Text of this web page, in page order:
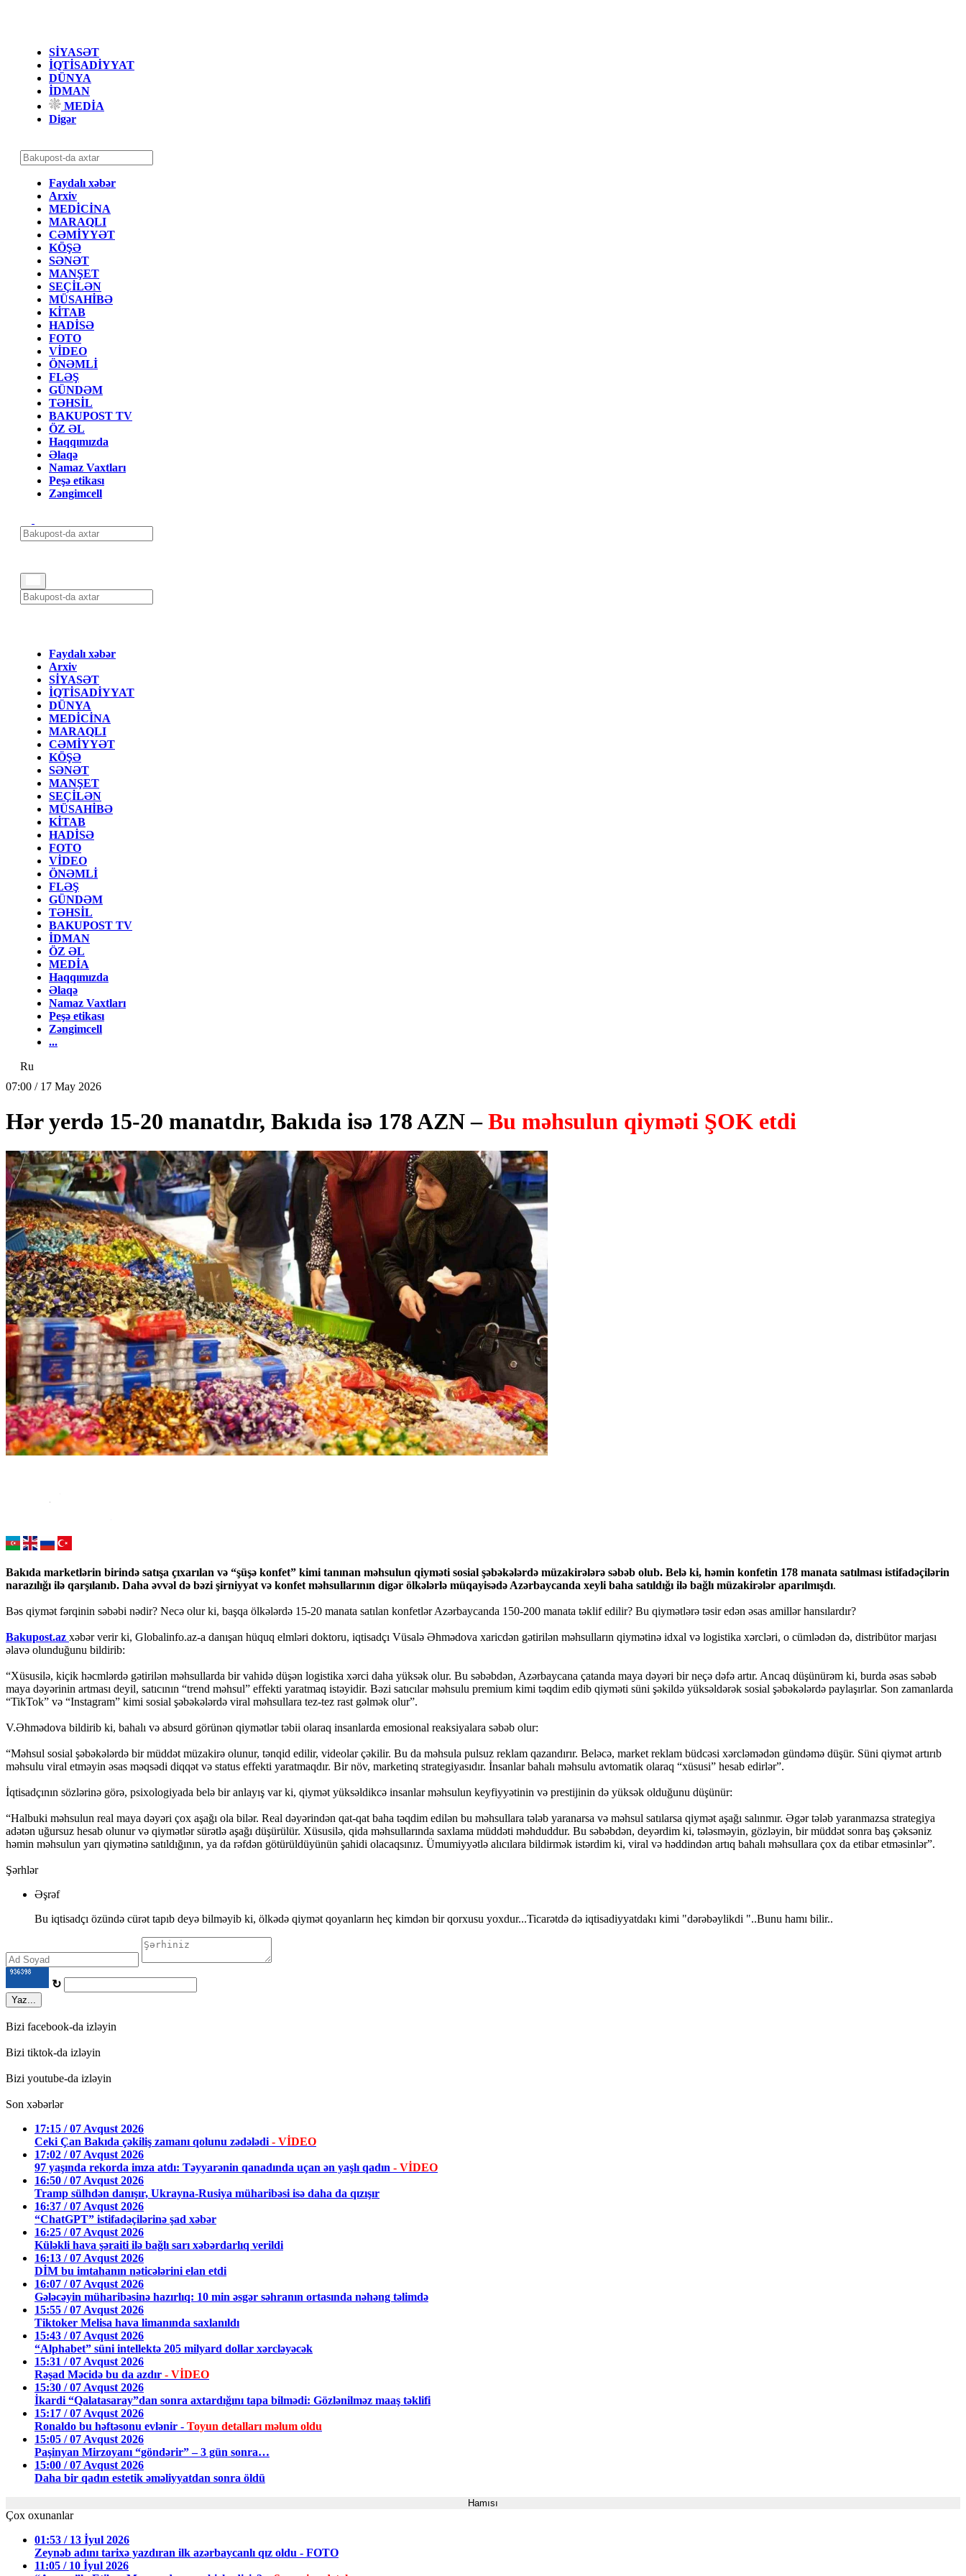
SİYASƏT
İQTİSADİYYAT
DÜNYA
İDMAN
MEDİA
Digər
Faydalı xəbər
Arxiv
MEDİCİNA
MARAQLI
CƏMİYYƏT
KÖŞƏ
SƏNƏT
MANŞET
SEÇİLƏN
MÜSAHİBƏ
KİTAB
HADİSƏ
FOTO
VİDEO
ÖNƏMLİ
FLƏŞ
GÜNDƏM
TƏHSİL
BAKUPOST TV
ÖZ ƏL
Haqqımızda
Əlaqə
Namaz Vaxtları
Peşə etikası
Zəngimcell
Faydalı xəbər
Arxiv
SİYASƏT
İQTİSADİYYAT
DÜNYA
MEDİCİNA
MARAQLI
CƏMİYYƏT
KÖŞƏ
SƏNƏT
MANŞET
SEÇİLƏN
MÜSAHİBƏ
KİTAB
HADİSƏ
FOTO
VİDEO
ÖNƏMLİ
FLƏŞ
GÜNDƏM
TƏHSİL
BAKUPOST TV
İDMAN
ÖZ ƏL
MEDİA
Haqqımızda
Əlaqə
Namaz Vaxtları
Peşə etikası
Zəngimcell
...
Ru
07:00 / 17 May 2026
Hər yerdə 15-20 manatdır, Bakıda isə 178 AZN –Bu məhsulun qiyməti ŞOK etdi
Bakıda marketlərin birində satışa çıxarılan və “şüşə konfet” kimi tanınan məhsulun qiyməti sosial şəbəkələrdə müzakirələrə səbəb olub. Belə ki, həmin konfetin 178 manata satılması istifadəçilərin
narazılığı ilə qarşılanıb. Daha əvvəl də bəzi şirniyyat və konfet məhsullarının digər ölkələrlə müqayisədə Azərbaycanda xeyli baha satıldığı ilə bağlı müzakirələr aparılmışdı.
Bəs qiymət fərqinin səbəbi nədir? Necə olur ki, başqa ölkələrdə 15-20 manata satılan konfetlər Azərbaycanda 150-200 manata təklif edilir? Bu qiymətlərə təsir edən əsas amillər hansılardır?
Bakupost.az xəbər verir ki, Globalinfo.az-a danışan hüquq elmləri doktoru, iqtisadçı Vüsalə Əhmədova xaricdən gətirilən məhsulların qiymətinə idxal və logistika xərcləri, o cümlədən də, distribütor marjası
əlavə olunduğunu bildirib:
“Xüsusilə, kiçik həcmlərdə gətirilən məhsullarda bir vahidə düşən logistika xərci daha yüksək olur. Bu səbəbdən, Azərbaycana çatanda maya dəyəri bir neçə dəfə artır. Ancaq düşünürəm ki, burda əsas səbəb
maya dəyərinin artması deyil, satıcının “trend məhsul” effekti yaratmaq istəyidir. Bəzi satıcılar məhsulu premium kimi təqdim edib qiyməti süni şəkildə yüksəldərək sosial şəbəkələrdə paylaşırlar. Son zamanlarda
“TikTok” və “Instagram” kimi sosial şəbəkələrdə viral məhsullara tez-tez rast gəlmək olur”.
V.Əhmədova bildirib ki, bahalı və absurd görünən qiymətlər təbii olaraq insanlarda emosional reaksiyalara səbəb olur:
“Məhsul sosial şəbəkələrdə bir müddət müzakirə olunur, tənqid edilir, videolar çəkilir. Bu da məhsula pulsuz reklam qazandırır. Beləcə, market reklam büdcəsi xərcləmədən gündəmə düşür. Süni qiymət artırıb
məhsulu viral etməyin əsas məqsədi diqqət və status effekti yaratmaqdır. Bir növ, marketinq strategiyasıdır. İnsanlar bahalı məhsulu avtomatik olaraq “xüsusi” hesab edirlər”.
İqtisadçının sözlərinə görə, psixologiyada belə bir anlayış var ki, qiymət yüksəldikcə insanlar məhsulun keyfiyyətinin və prestijinin də yüksək olduğunu düşünür:
“Halbuki məhsulun real maya dəyəri çox aşağı ola bilər. Real dəyərindən qat-qat baha təqdim edilən bu məhsullara tələb yaranarsa və məhsul satılarsa qiymət aşağı salınmır. Əgər tələb yaranmazsa strategiya
adətən uğursuz hesab olunur və qiymətlər sürətlə aşağı düşürülür. Xüsusilə, qida məhsullarında saxlama müddəti məhduddur. Bu səbəbdən, deyərdim ki, tələsməyin, gözləyin, bir müddət sonra baş çəksəniz
həmin məhsulun yarı qiymətinə satıldığının, ya da rəfdən götürüldüyünün şahidi olacaqsınız. Ümumiyyətlə alıcılara bildirmək istərdim ki, viral və həddindən artıq bahalı məhsullara çox da etibar etməsinlər”.
Şərhlər
Əşrəf
Bu iqtisadçı özündə cürət tapıb deyə bilməyib ki, ölkədə qiymət qoyanların heç kimdən bir qorxusu yoxdur...Ticarətdə də iqtisadiyyatdakı kimi "dərəbəylikdi "..Bunu hamı bilir..
↻
Yaz...
Bizi facebook-da izləyin
Bizi tiktok-da izləyin
Bizi youtube-da izləyin
Son xəbərlər
17:15 / 07 Avqust 2026
Ceki Çan Bakıda çəkiliş zamanı qolunu zədələdi - VİDEO
17:02 / 07 Avqust 2026
97 yaşında rekorda imza atdı: Təyyarənin qanadında uçan ən yaşlı qadın - VİDEO
16:50 / 07 Avqust 2026
Tramp sülhdən danışır, Ukrayna-Rusiya müharibəsi isə daha da qızışır
16:37 / 07 Avqust 2026
“ChatGPT” istifadəçilərinə şad xəbər
16:25 / 07 Avqust 2026
Küləkli hava şəraiti ilə bağlı sarı xəbərdarlıq verildi
16:13 / 07 Avqust 2026
DİM bu imtahanın nəticələrini elan etdi
16:07 / 07 Avqust 2026
Gələcəyin müharibəsinə hazırlıq: 10 min əsgər səhranın ortasında nəhəng təlimdə
15:55 / 07 Avqust 2026
Tiktoker Melisa hava limanında saxlanıldı
15:43 / 07 Avqust 2026
“Alphabet” süni intellektə 205 milyard dollar xərcləyəcək
15:31 / 07 Avqust 2026
Rəşad Məcidə bu da azdır - VİDEO
15:30 / 07 Avqust 2026
İkardi “Qalatasaray”dan sonra axtardığını tapa bilmədi: Gözlənilməz maaş təklifi
15:17 / 07 Avqust 2026
Ronaldo bu həftəsonu evlənir - Toyun detalları məlum oldu
15:05 / 07 Avqust 2026
Paşinyan Mirzoyanı “göndərir” – 3 gün sonra…
15:00 / 07 Avqust 2026
Daha bir qadın estetik əməliyyatdan sonra öldü
Hamısı
Çox oxunanlar
01:53 / 13 İyul 2026
Zeynəb adını tarixə yazdıran ilk azərbaycanlı qız oldu - FOTO
11:05 / 10 İyul 2026